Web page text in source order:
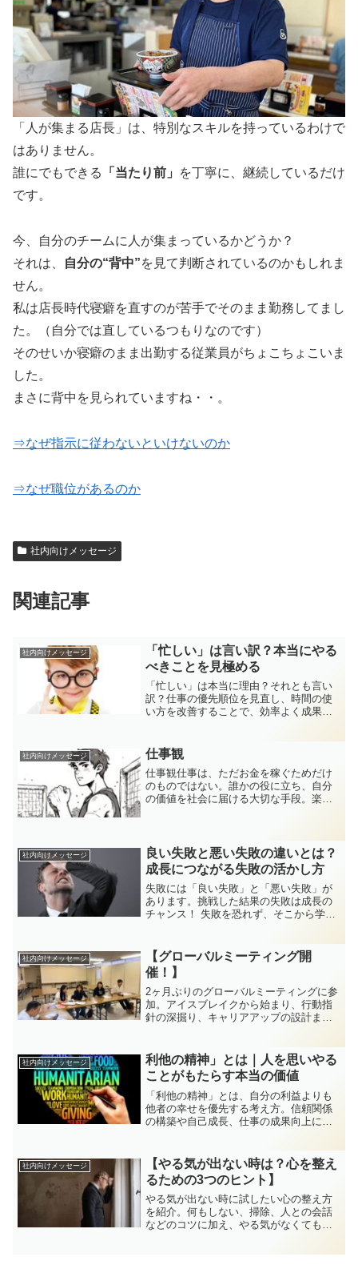
「人が集まる店長」は、特別なスキルを持っているわけで
はありません。
誰にでもできる
「当たり前」
を丁寧に、継続しているだけ
です。
今、自分のチームに人が集まっているかどうか？
それは、
自分の“背中”を見て判断されているのかもしれま
せん。
私は店長時代寝癖を直すのが苦手でそのまま勤務してまし
た。（自分では直しているつもりなのです）
そのせいか寝癖のまま出勤する従業員がちょこちょこいま
した。
まさに背中を見られていますね・・。
⇒なぜ指示に従わないといけないのか
⇒なぜ職位があるのか
社内向けメッセージ
関連記事
社内向けメッセージ
「忙しい」は言い訳？本当にやる
べきことを見極める
「忙しい」は本当に理由？それとも言い
訳？仕事の優先順位を見直し、時間の使
い方を改善することで、効率よく成果を
を紹介します！
社内向けメッセージ 仕事観
仕事観仕事は、ただお金を稼ぐためだけ
のものではない。誰かの役に立ち、自分
の価値を社会に届ける大切な手段。楽な
っていく。しょうもないと...
社内向けメッセージ
良い失敗と悪い失敗の違いとは？
成長につながる失敗の活かし方
失敗には「良い失敗」と「悪い失敗」が
あります。挑戦した結果の失敗は成長の
チャンス！ 失敗を恐れず、そこから学ぶ
社内向けメッセージ
【グローバルミーティング開
催！】
2ヶ月ぶりのグローバルミーティングに参
加。アイスブレイクから始まり、行動指
針の深掘り、キャリアアップの設計ま
感動を覚えました。外国人社員が本気で
働き、成長していく姿は企業の未来その
もの。私たち自身の意識もグローバルに
変わりつつあります。飲食業界で国境を
越えて活躍する時代へ向けての第一歩
を、共に歩んでいきましょう。
社内向けメッセージ
利他の精神」とは｜人を思いやる
ことがもたらす本当の価値
「利他の精神」とは、自分の利益よりも
他者の幸せを優先する考え方。信頼関係
の構築や自己成長、仕事の成果向上につ
社内向けメッセージ
【やる気が出ない時は？心を整え
るための3つのヒント】
やる気が出ない時に試したい心の整え方
を紹介。何もしない、掃除、人との会話
などのコツに加え、やる気がなくても人